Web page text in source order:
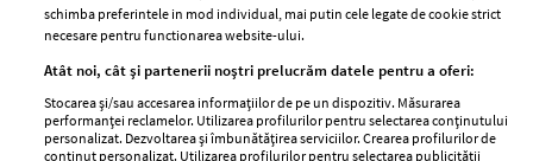
GSP
Unica
femei
Viva
Avantaje
schimba preferintele in mod individual, mai putin cele legate de cookie strict
necesare pentru functionarea website-ului.
Atât noi, cât și partenerii noștri prelucrăm datele pentru a oferi:
Stocarea și/sau accesarea informațiilor de pe un dispozitiv. Măsurarea
performanței reclamelor. Utilizarea profilurilor pentru selectarea conținutului
personalizat. Dezvoltarea și îmbunătățirea serviciilor. Crearea profilurilor de
conținut personalizat. Utilizarea profilurilor pentru selectarea publicității